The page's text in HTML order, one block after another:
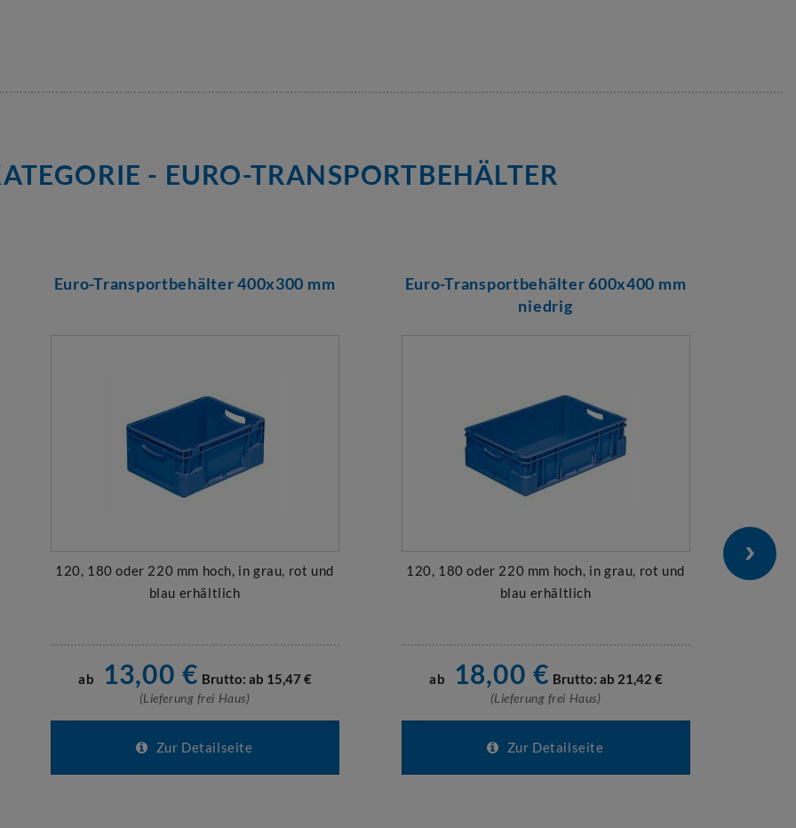
- EURO-TRANSPORTBEHÄLTER
Euro-Transportbehälter 400x300 mm
120, 180 oder 220 mm hoch, in grau, rot und
blau erhältlich
ab 13,00 € Brutto: ab 15,47€
(Lieferung frei Haus)
Zur Detailseite
Euro-Transportbehälter 600x400 mm
niedrig
120, 180 oder 220 mm hoch, in grau, rot und
blau erhältlich
ab 18,00 € Brutto: ab 21,42 €
(Lieferung frei Haus)
Zur Detailseite
270,